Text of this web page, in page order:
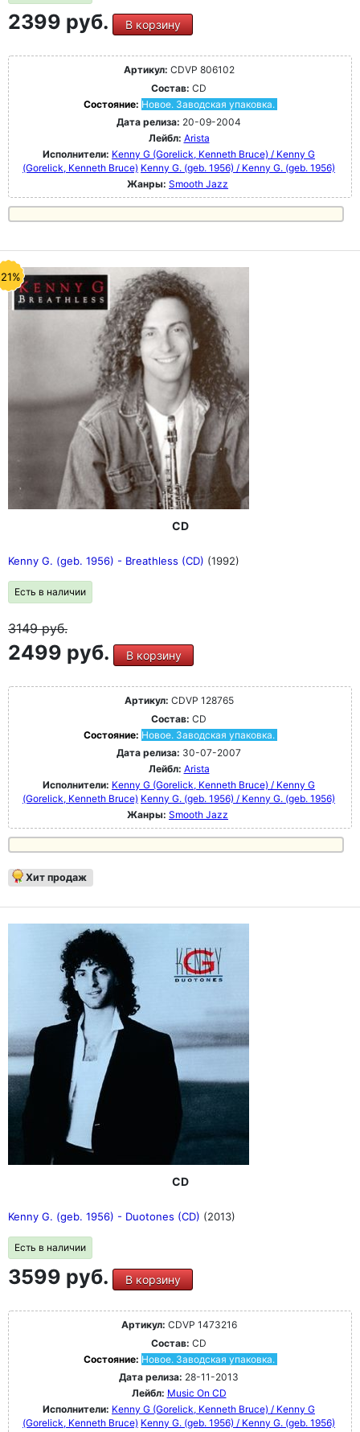
2399 руб. В корзину
Артикул: CDVP 806102
Состав: CD
Состояние: Новое. Заводская упаковка.
Дата релиза: 20-09-2004
Лейбл: Arista
Исполнители: Kenny G (Gorelick, Kenneth Bruce) / Kenny G
(Gorelick, Kenneth Bruce) Kenny G. (geb. 1956) / Kenny G. (geb. 1956)
Жанры: Smooth Jazz
CD
Kenny G. (geb. 1956) - Breathless (CD) (1992)
Есть в наличии
3149руб.
2499 руб. В корзину
Артикул: CDVP 128765
Состав: CD
Состояние: Новое. Заводская упаковка.
Дата релиза: 30-07-2007
Лейбл: Arista
Исполнители: Kenny G (Gorelick, Kenneth Bruce) / Kenny G
(Gorelick, Kenneth Bruce) Kenny G. (geb. 1956) / Kenny G. (geb. 1956)
Жанры: Smooth Jazz
Хит продаж
CD
Kenny G. (geb. 1956) - Duotones (CD) (2013)
Есть в наличии
3599 руб. В корзину
Артикул: CDVP 1473216
Состав: CD
Состояние: Новое. Заводская упаковка.
Дата релиза: 28-11-2013
Лейбл: Music On CD
Исполнители: Kenny G (Gorelick, Kenneth Bruce) / Kenny G
(Gorelick, Kenneth Bruce) Kenny G. (geb. 1956) / Kenny G. (geb. 1956)